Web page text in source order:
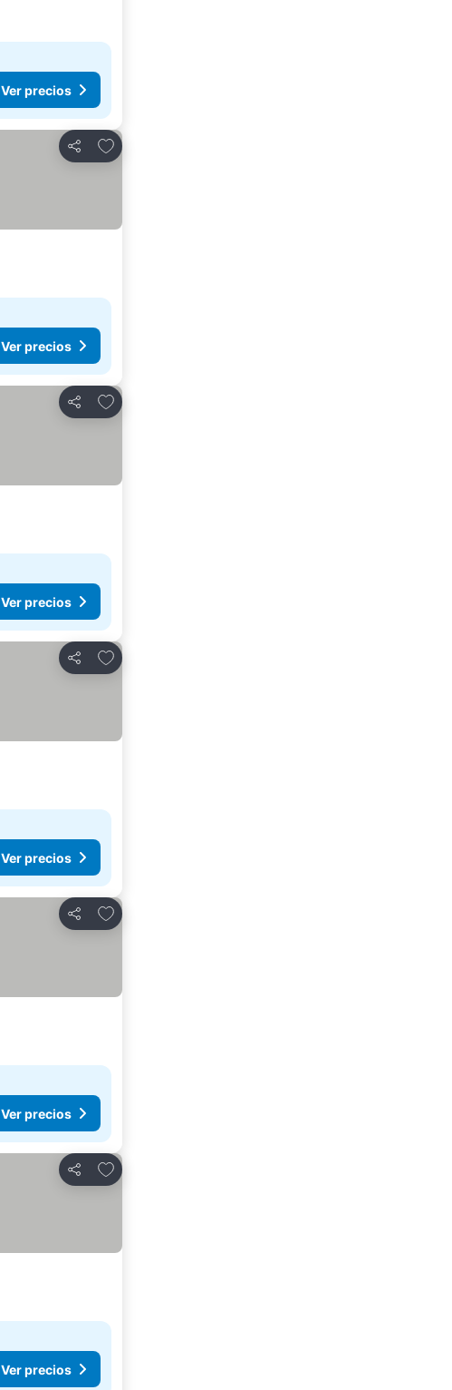
Ver precios
Compartir
Agregar a favoritos
Ver precios
Compartir
Agregar a favoritos
Ver precios
Compartir
Agregar a favoritos
Ver precios
Compartir
Agregar a favoritos
Ver precios
Compartir
Agregar a favoritos
Ver precios